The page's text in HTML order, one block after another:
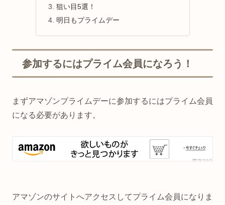
狙い目5選！
明日もプライムデー
参加するにはプライム会員になろう！
まずアマゾンプライムデーに参加するにはプライム会員
になる必要があります。
アマゾンのサイトへアクセスしてプライム会員になりま